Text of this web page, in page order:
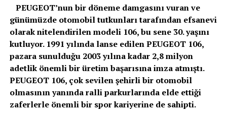
PEUGEOT’nun bir döneme damgasını vuran ve
günümüzde otomobil tutkunları tarafından efsanevi
olarak nitelendirilen modeli 106, bu sene 30. yaşını
kutluyor. 1991 yılında lanse edilen PEUGEOT 106,
pazara sunulduğu 2003 yılına kadar 2,8 milyon
adetlik önemli bir üretim başarısına imza atmıştı.
PEUGEOT 106, çok sevilen şehirli bir otomobil
olmasının yanında ralli parkurlarında elde ettiği
zaferlerle önemli bir spor kariyerine de sahipti.